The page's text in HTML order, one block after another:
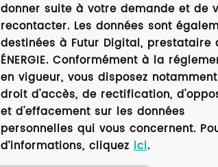
donner suite à votre demande et de
recontacter. Les données sont
destinées à Futur Digital, prestataire
ÉNERGIE. Conformément à la
en vigueur, vous disposez
droit d'accès, de rectification,
et d'effacement sur les données
personnelles qui vous concernent.
d’informations, cliquezici.